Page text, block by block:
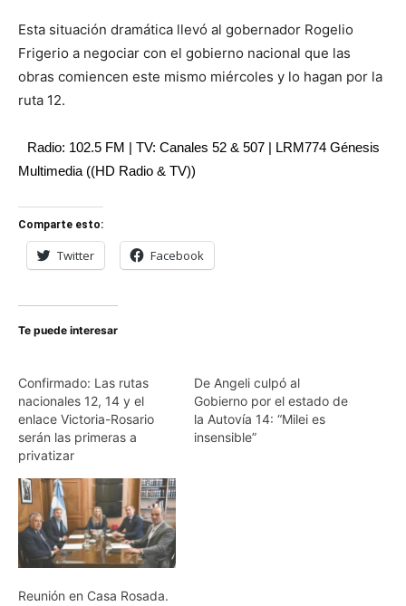
Esta situación dramática llevó al gobernador Rogelio
Frigerio a negociar con el gobierno nacional que las
obras comiencen este mismo miércoles y lo hagan por la
ruta 12.
Radio: 102.5 FM | TV: Canales 52 & 507 | LRM774 Génesis
Multimedia ((HD Radio & TV))
Comparte esto:
Twitter Facebook
Te puede interesar
Confirmado: Las rutas
nacionales 12, 14 y el
enlace Victoria-Rosario
serán las primeras a
privatizar
De Angeli culpó al
Gobierno por el estado de
la Autovía 14: “Milei es
insensible”
Reunión en Casa Rosada.